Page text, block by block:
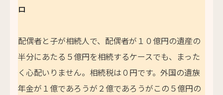
ロ
配偶者と子が相続人で、配偶者が１０億円の遺産の
半分にあたる５億円を相続するケースでも、まった
く心配いりません。相続税は０円です。外国の遺族
年金が１億であろうが２億であろうがこの５億円の